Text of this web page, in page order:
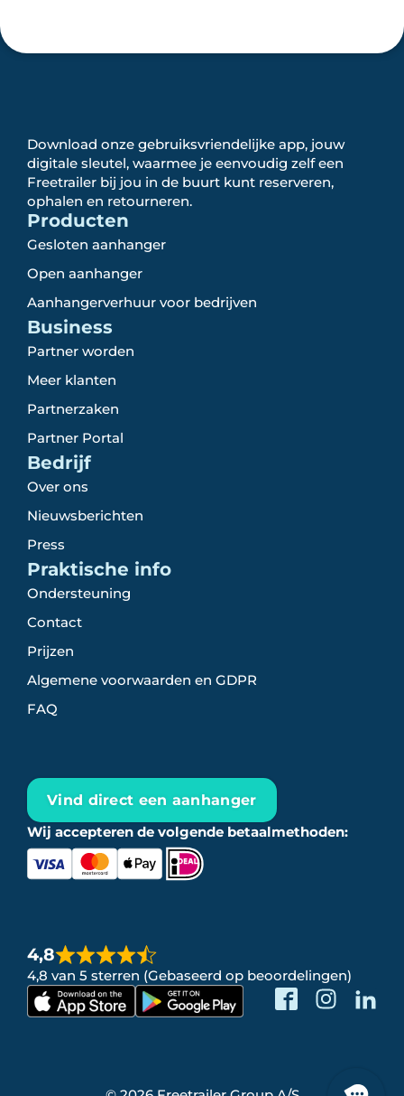
Download onze gebruiksvriendelijke app, jouw
digitale sleutel, waarmee je eenvoudig zelf een
Freetrailer bij jou in de buurt kunt reserveren,
ophalen en retourneren.
Producten
Gesloten aanhanger
Open aanhanger
Aanhangerverhuur voor bedrijven
Business
Partner worden
Meer klanten
Partnerzaken
Partner Portal
Bedrijf
Over ons
Nieuwsberichten
Press
Praktische info
Ondersteuning
Contact
Prijzen
Algemene voorwaarden en GDPR
FAQ
Vind direct een aanhanger
Wij accepteren de volgende betaalmethoden:
4,8
4,8 van 5 sterren (Gebaseerd op beoordelingen)